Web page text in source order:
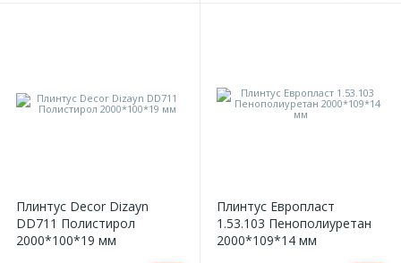
Плинтус Decor Dizayn
DD711 Полистирол
2000*100*19 мм
Плинтус Европласт
1.53.103 Пенополиуретан
2000*109*14 мм